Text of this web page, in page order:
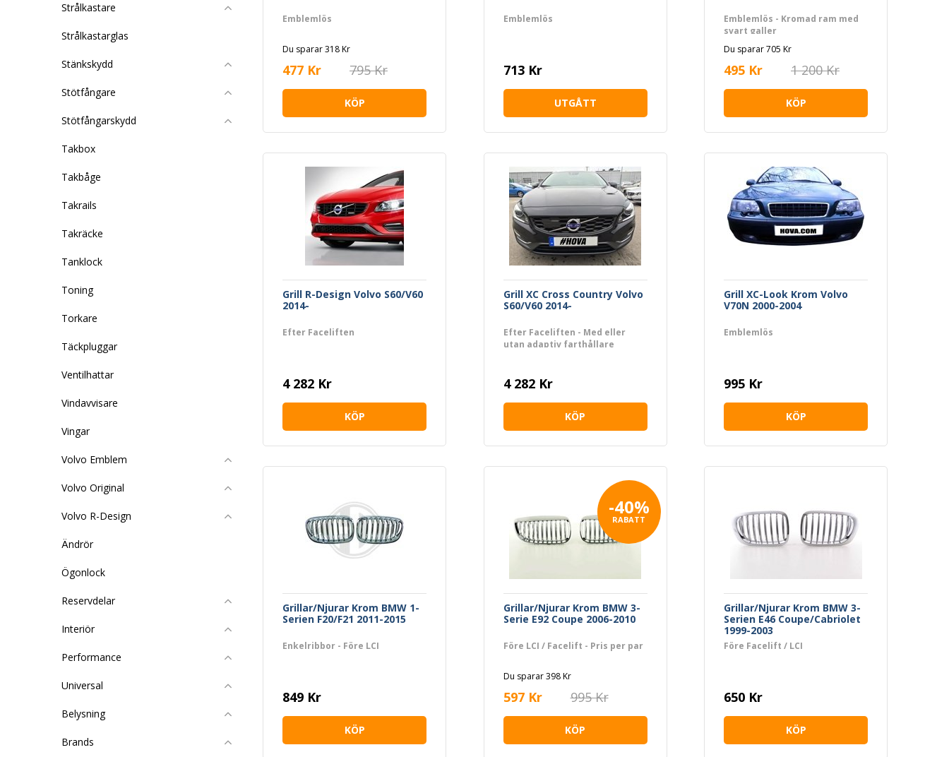
Strålkastare
Strålkastarglas
Stänkskydd
Stötfångare
Stötfångarskydd
Takbox
Takbåge
Takrails
Takräcke
Tanklock
Toning
Torkare
Täckpluggar
Ventilhattar
Vindavvisare
Vingar
Volvo Emblem
Volvo Original
Volvo R-Design
Ändrör
Ögonlock
Reservdelar
Interiör
Performance
Universal
Belysning
Brands
Emblemlös
Du sparar 318 Kr
477 Kr 795 Kr
KÖP
Emblemlös
713 Kr
UTGÅTT
Emblemlös - Kromad ram med
svart galler
Du sparar 705 Kr
495 Kr 1 200 Kr
KÖP
Grill R-Design Volvo S60/V60
2014-
Efter Faceliften
4 282 Kr
KÖP
Grill XC Cross Country Volvo
S60/V60 2014-
Efter Faceliften - Med eller
utan adaptiv farthållare
4 282 Kr
KÖP
Grill XC-Look Krom Volvo
V70N 2000-2004
Emblemlös
995 Kr
KÖP
Grillar/Njurar Krom BMW 1-
Serien F20/F21 2011-2015
Enkelribbor - Före LCI
849 Kr
KÖP
-40%
RABATT
Grillar/Njurar Krom BMW 3-
Serie E92 Coupe 2006-2010
Före LCI / Facelift - Pris per par
Du sparar 398 Kr
597 Kr 995 Kr
KÖP
Grillar/Njurar Krom BMW 3-
Serien E46 Coupe/Cabriolet
1999-2003
Före Facelift / LCI
650 Kr
KÖP